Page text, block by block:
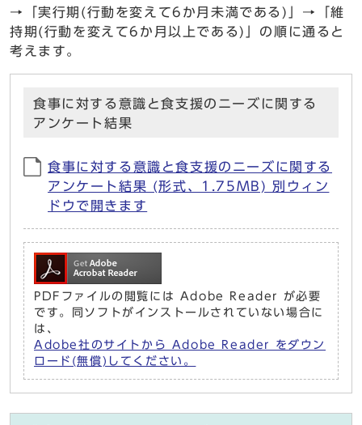
→「実行期(行動を変えて6か月未満である)」→「維
持期(行動を変えて6か月以上である)」の順に通ると
考えます。
食事に対する意識と食支援のニーズに関する
アンケート結果
食事に対する意識と食支援のニーズに関する
アンケート結果 (形式、1.75MB) 別ウィン
ドウで開きます
PDFファイルの閲覧には Adobe Reader が必要
です。同ソフトがインストールされていない場合に
は、
Adobe社のサイトから Adobe Reader をダウン
ロード(無償)してください。